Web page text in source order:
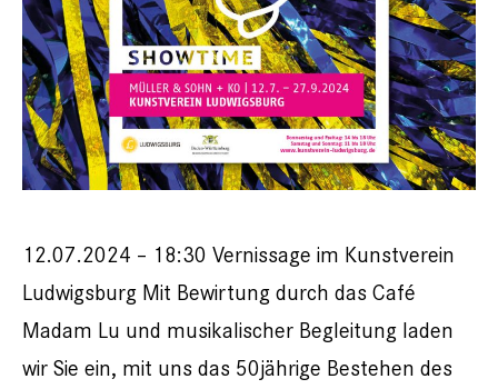
12.07.2024 – 18:30 Vernissage im Kunstverein
Ludwigsburg Mit Bewirtung durch das Café
Madam Lu und musikalischer Begleitung laden
wir Sie ein, mit uns das 50jährige Bestehen des